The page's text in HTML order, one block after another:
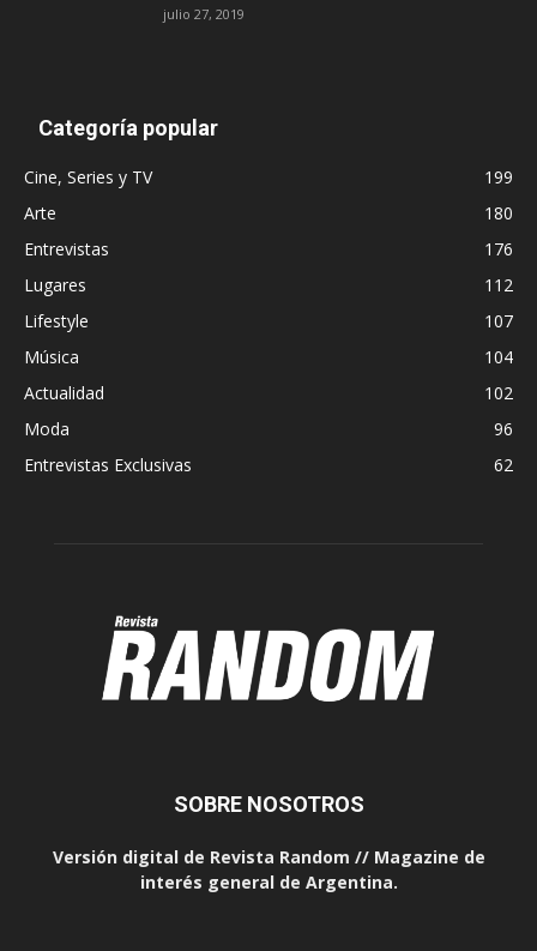
julio 27, 2019
Categoría popular
Cine, Series y TV
199
Arte
180
Entrevistas
176
Lugares
112
Lifestyle
107
Música
104
Actualidad
102
Moda
96
Entrevistas Exclusivas
62
SOBRE NOSOTROS
Versión digital de Revista Random // Magazine de
interés general de Argentina.